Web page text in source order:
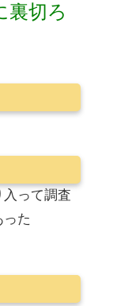
裏切ろ
入って調査
た